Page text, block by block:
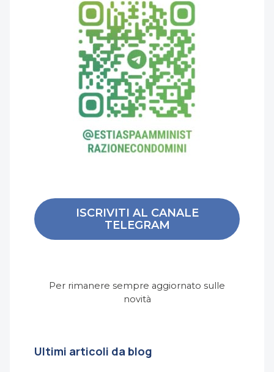
ISCRIVITI AL CANALE
TELEGRAM
Per rimanere sempre aggiornato sulle
novità
Ultimi articoli da blog